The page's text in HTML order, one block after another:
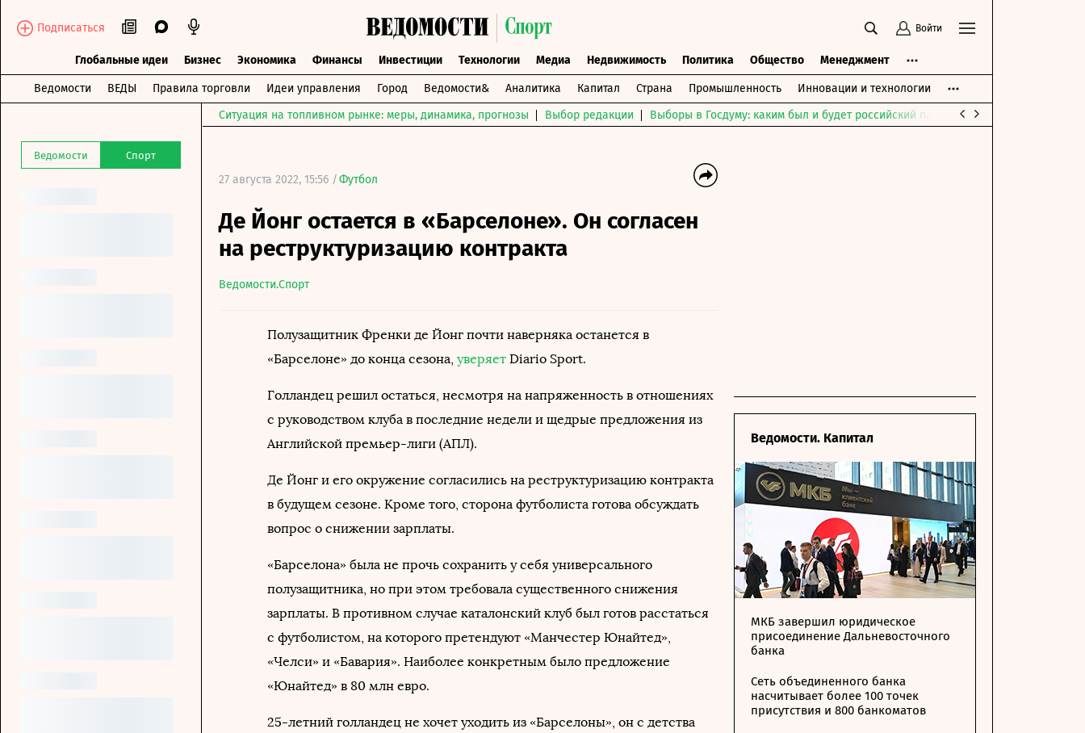
Подписаться Войти
Глобальные идеи Бизнес Экономика Финансы Инвестиции Технологии Медиа Недвижимость Политика Общество Менеджмент
Ведомости ВЕДЫ Правила торговли Идеи управления Город Ведомости& Аналитика Капитал Страна Промышленность Инновации и технологии
Ведомости Спорт
Ситуация на топливном рынке: меры, динамика, прогнозы Выбор редакции Выборы в Госдуму: каким был и будет российский парламент
27 августа 2022, 15:56 /Футбол
Де Йонг остается в «Барселоне». Он согласен
на реструктуризацию контракта
Ведомости.Спорт
Полузащитник Френки де Йонг почти наверняка останется в
«Барселоне» до конца сезона, уверяет Diario Sport.
Голландец решил остаться, несмотря на напряженность в отношениях
с руководством клуба в последние недели и щедрые предложения из
Английской премьер-лиги (АПЛ).
Де Йонг и его окружение согласились на реструктуризацию контракта
в будущем сезоне. Кроме того, сторона футболиста готова обсуждать
вопрос о снижении зарплаты.
«Барселона» была не прочь сохранить у себя универсального
полузащитника, но при этом требовала существенного снижения
зарплаты. В противном случае каталонский клуб был готов расстаться
с футболистом, на которого претендуют «Манчестер Юнайтед»,
«Челси» и «Бавария». Наиболее конкретным было предложение
«Юнайтед» в 80 млн евро.
25-летний голландец не хочет уходить из «Барселоны», он с детства
Ведомости. Капитал
МКБ завершил юридическое
присоединение Дальневосточного
банка
Сеть объединенного банка
насчитывает более 100 точек
присутствия и 800 банкоматов